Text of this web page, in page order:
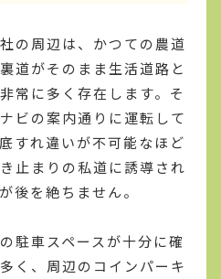
の周辺は、かつての農道
道がそのまま生活道路と
常に多く存在します。そ
ビの案内通りに運転して
すれ違いが不可能なほど
止まりの私道に誘導され
後を絶ちません。
駐車スペースが十分に確
く、周辺のコインパーキ